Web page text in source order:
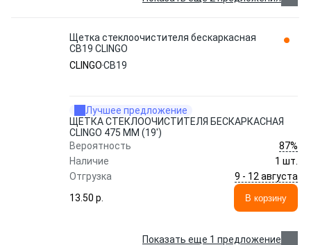
Щетка стеклоочистителя бескаркасная
CB19 CLINGO
CLINGOCB19
Лучшее предложение
ЩЕТКА СТЕКЛООЧИСТИТЕЛЯ БЕСКАРКАСНАЯ
CLINGO 475 ММ (19')
Вероятность
87%
Наличие
1 шт.
Отгрузка
9 - 12 августа
13.50 p.
В корзину
Показать еще 1 предложение